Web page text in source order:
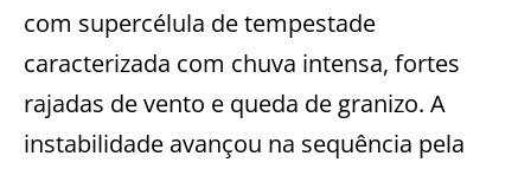
com supercélula de tempestade
caracterizada com chuva intensa, fortes
rajadas de vento e queda de granizo. A
instabilidade avançou na sequência pela